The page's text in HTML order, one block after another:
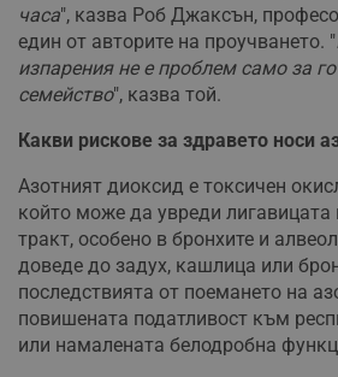
часа", казва Роб Джаксън,
един от авторите на проучването. "
изпарения не е проблем само за
семейство", казва той.
Какви рискове за здравето носи
Азотният диоксид е токсичен
който може да увреди лигавицата
тракт, особено в бронхите и
доведе до задух, кашлица или
последствията от поемането на
повишената податливост към
или намалената белодробна